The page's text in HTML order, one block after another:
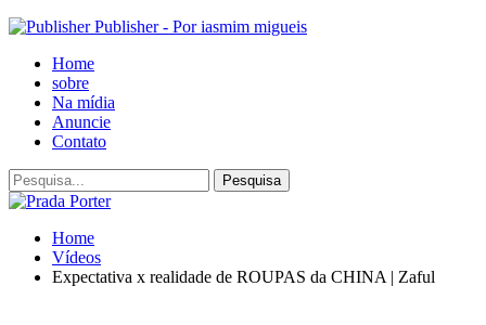
Publisher - Por iasmim migueis
Home
sobre
Na mídia
Anuncie
Contato
Home
Vídeos
Expectativa x realidade de ROUPAS da CHINA | Zaful